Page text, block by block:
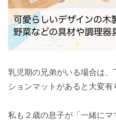
乳児期の兄弟がいる場合は
ションマットがあると大変有
私も２歳の息子が「一緒に